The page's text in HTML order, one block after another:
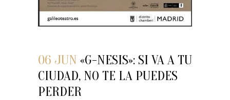
06 JUN «G-NESIS»: SI VA A TU
CIUDAD, NO TE LA PUEDES
PERDER